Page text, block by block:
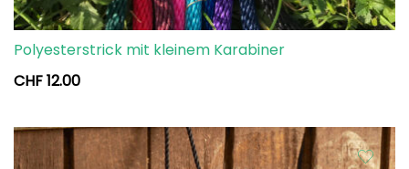
Polyesterstrick mit kleinem Karabiner
CHF12.00